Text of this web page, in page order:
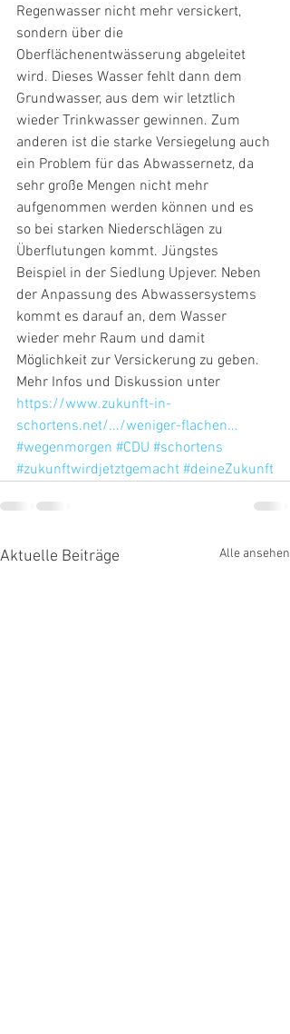
Regenwasser nicht mehr versickert,
sondern über die
Oberflächenentwässerung abgeleitet
wird. Dieses Wasser fehlt dann dem
Grundwasser, aus dem wir letztlich
wieder Trinkwasser gewinnen. Zum
anderen ist die starke Versiegelung auch
ein Problem für das Abwassernetz, da
sehr große Mengen nicht mehr
aufgenommen werden können und es
so bei starken Niederschlägen zu
Überflutungen kommt. Jüngstes
Beispiel in der Siedlung Upjever. Neben
der Anpassung des Abwassersystems
kommt es darauf an, dem Wasser
wieder mehr Raum und damit
Möglichkeit zur Versickerung zu geben.
Mehr Infos und Diskussion unter
https://www.zukunft-in-
schortens.net/.../weniger-flachen...
#wegenmorgen #CDU #schortens
#zukunftwirdjetztgemacht #deineZukunft
Aktuelle Beiträge Alle ansehen